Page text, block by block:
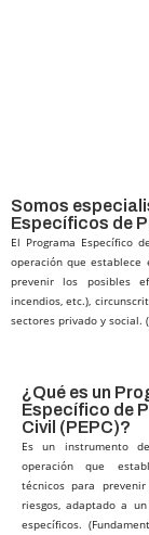
Somos
Específicos de
El Programa Específico
operación que establece
prevenir los posibles
incendios, etc.),
sectores privado y social.
¿Qué es un
Específico de
Civil (PEPC)?​
Es un instrumento
operación que
técnicos para
riesgos, adaptado a
específicos.